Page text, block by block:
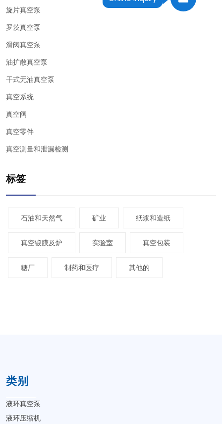
旋片真空泵
罗茨真空泵
滑阀真空泵
油扩散真空泵
干式无油真空泵
真空系统
真空阀
真空零件
真空测量和泄漏检测
标签
石油和天然气 矿业 纸浆和造纸
真空镀膜及炉 实验室 真空包装
糖厂 制药和医疗 其他的
类别
液环真空泵
液环压缩机